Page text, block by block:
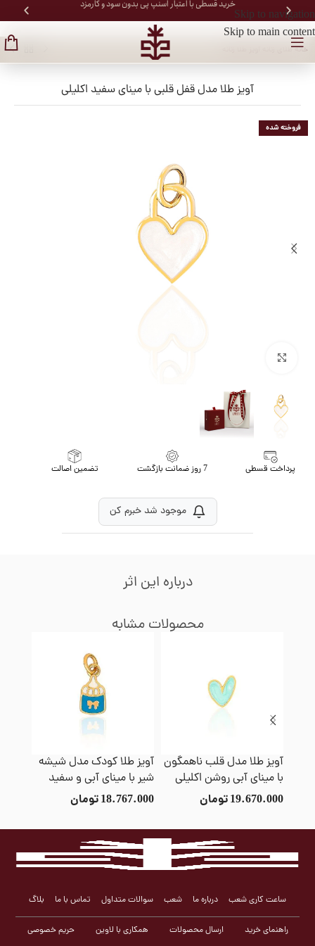
Skip to navigation
Skip to main content
خرید قسطی با اعتبار اسنپ پی بدون سود و کارمزد
خانه/طلای زنانه
فروخته شده
آویز طلا مدل قفل قلبی با مینای سفید اکلیلی
پرداخت قسطی 7 روز ضمانت بازگشت تضمین اصالت
موجود شد خبرم کن
محصولات مشابه
آویز طلا مدل قلب ناهمگون
با مینای آبی روشن اکلیلی
19.670.000تومان
آویز طلا کودک مدل شیشه
شیر با مینای آبی و سفید
18.767.000تومان
درباره این اثر
ساعت کاری شعب درباره ما شعب سوالات متداول تماس با ما بلاگ
راهنمای خرید ارسال محصولات همکاری با لاوین حریم خصوصی